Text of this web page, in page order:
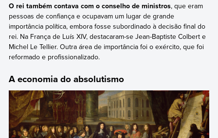
O rei também contava com o conselho de ministros, que eram
pessoas de confiança e ocupavam um lugar de grande
importância política, embora fosse subordinado à decisão final do
rei. Na França de Luís XIV, destacaram-se Jean-Baptiste Colbert e
Michel Le Tellier. Outra área de importância foi o exército, que foi
reformado e profissionalizado.
A economia do absolutismo